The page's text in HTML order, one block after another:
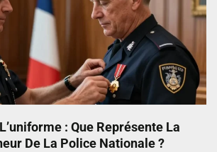
: Que Représente La
De La Police Nationale ?